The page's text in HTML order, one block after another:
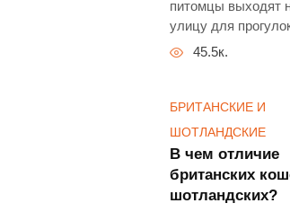
питомцы выходят
улицу для
45.5к.
БРИТАНСКИЕ И
ШОТЛАНДСКИЕ
В чем отличие
британских
шотландских?